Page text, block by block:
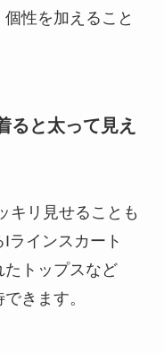
性を加えること
ると太って見え
キリ見せることも
ラインスカート
トップスなど
きます。